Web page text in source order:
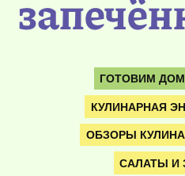
ГОТОВИМ
КУЛИНАРНАЯ
ОБЗОРЫ
САЛАТЫ И